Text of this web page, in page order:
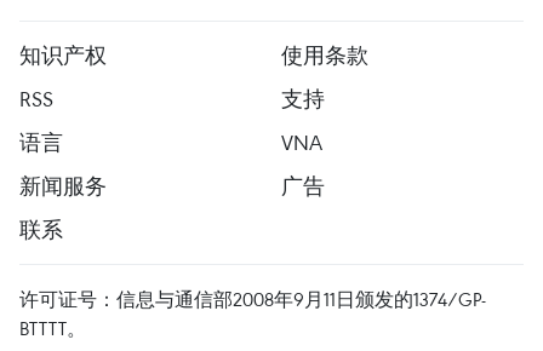
知识产权
使用条款
RSS
支持
语言
VNA
新闻服务
广告
联系
许可证号：信息与通信部2008年9月11日颁发的1374/GP-
BTTTT。